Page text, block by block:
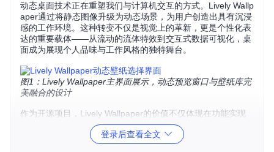
动态桌面技术正在重塑我们与计算机交互的方式。Lively Wallp
aper通过将静态图像升级为动态场景，为用户创造出具有沉浸
感的工作环境。这种转变不仅是视觉上的革新，更是个性化表
达的重要载体——从流动的流体特效到交互式数据可视化，桌
面成为展现个人品味与工作风格的独特舞台。
图1：Lively Wallpaper主界面展示，动态预览窗口与壁纸库完
美融合的设计
作为开源项目，Lively Wallpaper的价值不仅体现在功能实现
上，更在于其开放生态带来的无限可能。开发者可以通过项目
提供的扩展接口创建自定义壁纸类型，普通用户则能受益于活
跃社区分享的海量创意内容。这种开放协作模式使得软件功能
登录后查看全文